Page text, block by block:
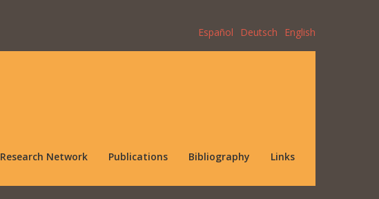
Español Deutsch English
Research Network Publications Bibliography Links